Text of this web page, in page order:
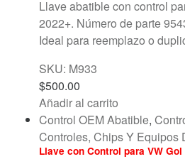
Llave abatible con control
2022+. Número de parte
Ideal para reemplazo o
SKU: M933
$500.00
Añadir al carrito
Control OEM Abatible,
Controles, Chips Y Equipos
Llave con Control para VW